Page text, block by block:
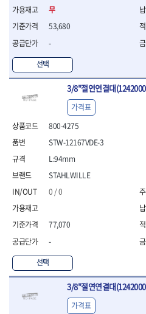
- 절연일자드라이버
- 절연드라이버세트
- 스트리퍼
- 라쳇케이블커터
- 자동스트리퍼
- 케이블스트리퍼
- 절연공구세트
- 절연비트홀다드라이버
- 방폭망치
- 절연L렌치
- 절연니퍼
- 절연비트
- 절연라쳇렌치
- 절연라쳇렌치세트
- 절연볼트커터
- 절연아답타
무
53,680
-
선택
3/8"절연연결대
800-4275
STAHLWILLE
0 / 0
77,070
-
선택
STW-12167VDE-3
L:94mm
가격표
3/8"절연연결대
가격표